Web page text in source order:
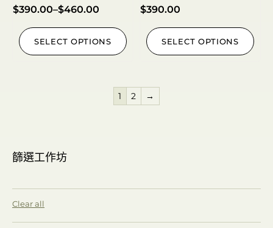
$390.00–$460.00
SELECT OPTIONS
$390.00
SELECT OPTIONS
1 2 →
篩選工作坊
Clear all